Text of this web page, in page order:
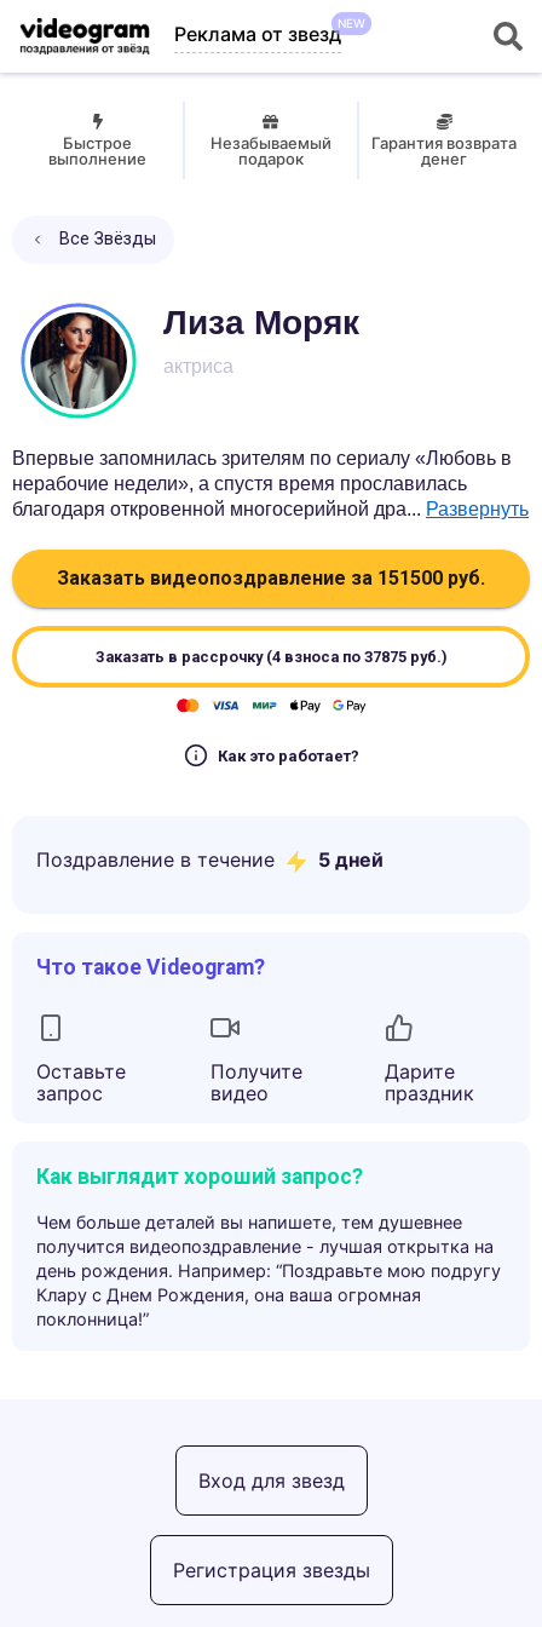
Реклама от звездNEW
Быстрое
выполнение
Незабываемый
подарок
Гарантия возврата
денег
Все Звёзды
Лиза Моряк
актриса
Впервые запомнилась зрителям по сериалу «Любовь в
нерабочие недели», а спустя время прославилась
благодаря откровенной многосерийной дра... Развернуть
Заказать видеопоздравление за 151500 руб.
Заказать в рассрочку (4 взноса по 37875руб.)
Как это работает?
Поздравление в течение 5 дней
Что такое Videogram?
Оставьте
запрос
Получите
видео
Дарите
праздник
Как выглядит хороший запрос?
Чем больше деталей вы напишете, тем душевнее
получится видеопоздравление - лучшая открытка на
день рождения. Например: “Поздравьте мою подругу
Клару с Днем Рождения, она ваша огромная
поклонница!”
Регистрация звезды
Вход для звезд